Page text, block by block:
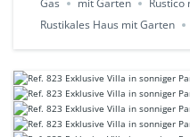
Gas mit Garten
Rustikales Haus mit Garten